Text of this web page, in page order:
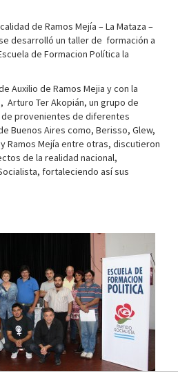
de Ramos Mejía – La Mataza –
desarrolló un taller de formación a
de Formacion Política la
Auxilio de Ramos Mejia y con la
Ter Akopián, un grupo de
provenientes de diferentes
Buenos Aires como, Berisso, Glew,
Ramos Mejía entre otras, discutieron
de la realidad nacional,
fortaleciendo así sus